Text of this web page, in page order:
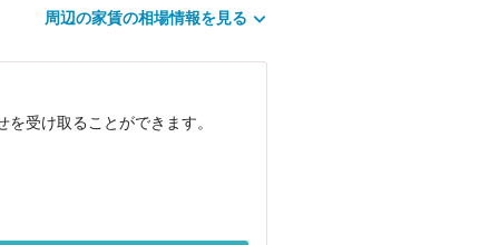
周辺の家賃の相場情報を見る
受け取ることができます。